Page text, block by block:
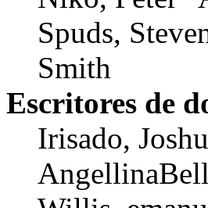
Spuds,
Smith
Escritores de
Irisado,